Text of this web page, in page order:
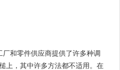
和零件供应商提供了许多种调
上，其中许多方法都不适用。在